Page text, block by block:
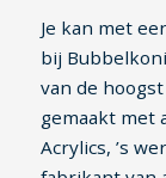
Je kan met
bij
van de
gemaakt met
Acrylics, ’s